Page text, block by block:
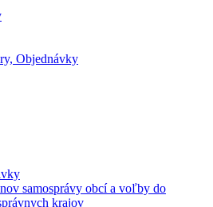
Objednávky
samosprávy obcí a voľby do
krajov